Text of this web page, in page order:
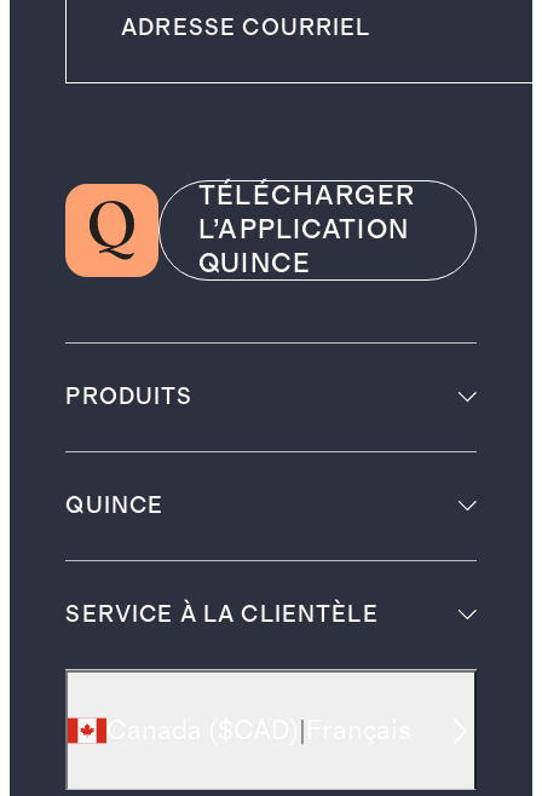
TÉLÉCHARGER
L’APPLICATION
QUINCE
PRODUITS
QUINCE
SERVICE À LA CLIENTÈLE